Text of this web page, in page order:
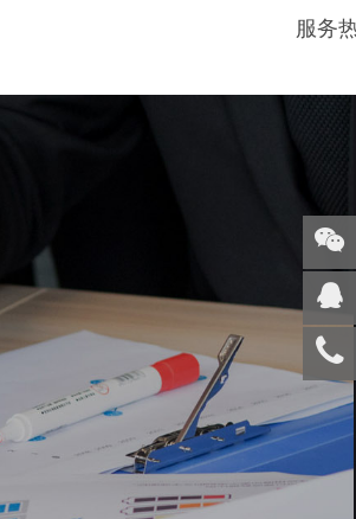
服务
关注
微信
在线
客服
服务
热线
回到
顶部